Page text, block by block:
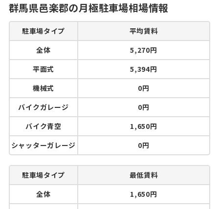
群馬県邑楽郡の月極駐車場相場情報
駐車場タイプ
平均賃料
全体
5,270円
平面式
5,394円
機械式
0円
バイクガレージ
0円
バイク青空
1,650円
シャッターガレージ
0円
駐車場タイプ
最低賃料
全体
1,650円